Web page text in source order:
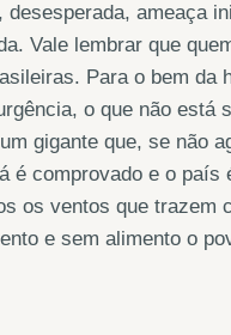
ameaça
Vale lembrar que
Para o bem da
o que não está
gigante que, se não
é comprovado e o país
os ventos que
e sem alimento o